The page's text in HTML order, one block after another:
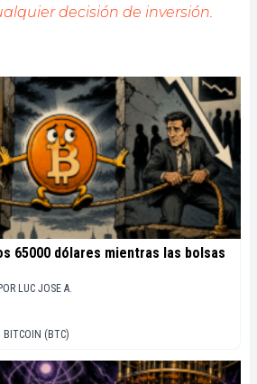
decisión de inversión.
65000 dólares mientras las bolsas
LUC JOSE A.
BITCOIN (BTC)